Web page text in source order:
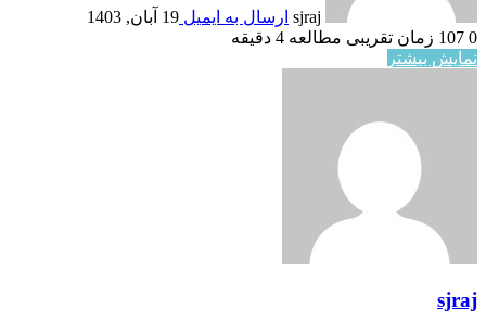
sjraj ارسال به ایمیل 19 آبان, 1403
0
زمان تقریبی مطالعه 4 دقیقه
نمایش بیشتر
sjraj